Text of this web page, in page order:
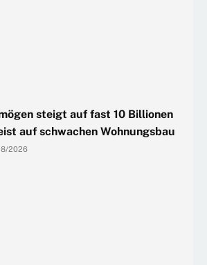
steigt auf fast 10 Billionen
auf schwachen Wohnungsbau
2026